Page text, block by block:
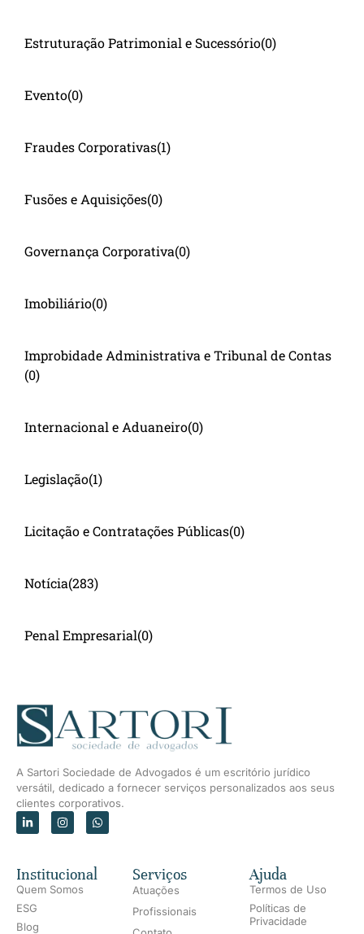
Estruturação Patrimonial e Sucessório(0)
Evento(0)
Fraudes Corporativas(1)
Fusões e Aquisições(0)
Governança Corporativa(0)
Imobiliário(0)
Improbidade Administrativa e Tribunal de Contas
(0)
Internacional e Aduaneiro(0)
Legislação(1)
Licitação e Contratações Públicas(0)
Notícia(283)
Penal Empresarial(0)
A Sartori Sociedade de Advogados é um escritório jurídico
versátil, dedicado a fornecer serviços personalizados aos seus
clientes corporativos.
Institucional
Quem Somos
ESG
Blog
Serviços
Atuações
Profissionais
Ajuda
Termos de Uso
Políticas de
Privacidade